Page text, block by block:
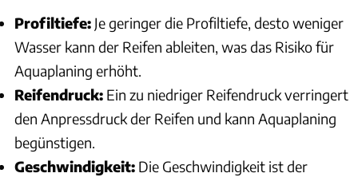
Profiltiefe: Je geringer die Profiltiefe, desto weniger
Wasser kann der Reifen ableiten, was das Risiko für
Aquaplaning erhöht.
Reifendruck: Ein zu niedriger Reifendruck verringert
den Anpressdruck der Reifen und kann Aquaplaning
begünstigen.
Geschwindigkeit: Die Geschwindigkeit ist der